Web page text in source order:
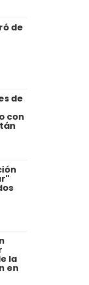
de
de
con
la
en